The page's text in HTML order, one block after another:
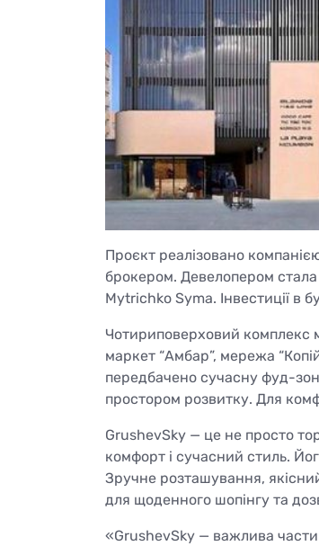
Проєкт реалізовано
брокером. Девелопером
Mytrichko Syma. Інвестиції в
Чотириповерховий комплекс
маркет “Амбар”, мережа
передбачено сучасну фуд-
простором розвитку. Для
GrushevSky — це не просто
комфорт і сучасний стиль.
Зручне розташування,
для щоденного шопінгу та
«GrushevSky — важлива